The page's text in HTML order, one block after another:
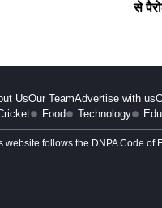
से
UsOur TeamAdvertise with us
Food Technology
website follows the DNPA Code of